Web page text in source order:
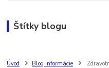
Štítky blogu
Úvod Blog informácie